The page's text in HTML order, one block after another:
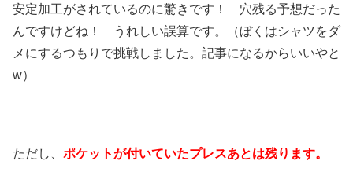
安定加工がされているのに驚きです！ 穴残る予想だった
んですけどね！ うれしい誤算です。（ぼくはシャツをダ
メにするつもりで挑戦しました。記事になるからいいやと
w）
ただし、 ポケットが付いていたプレスあとは残ります。